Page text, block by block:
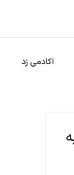
آکادمی زد
1403 به